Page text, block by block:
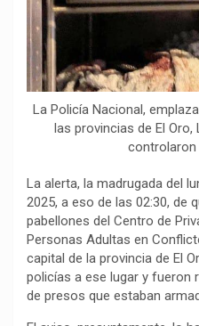
La Policía Nacional,
las provincias de El
controlaron
La alerta, la madrugada del
2025, a eso de las 02:30, de
pabellones del Centro de
Personas Adultas en
capital de la provincia de El
policías a ese lugar y fueron
de presos que estaban